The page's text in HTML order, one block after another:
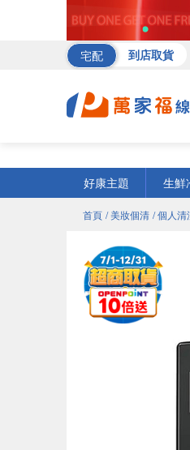
宅配 到店取貨
好康主題
生鮮
首頁 / 美妝個清 / 個人清